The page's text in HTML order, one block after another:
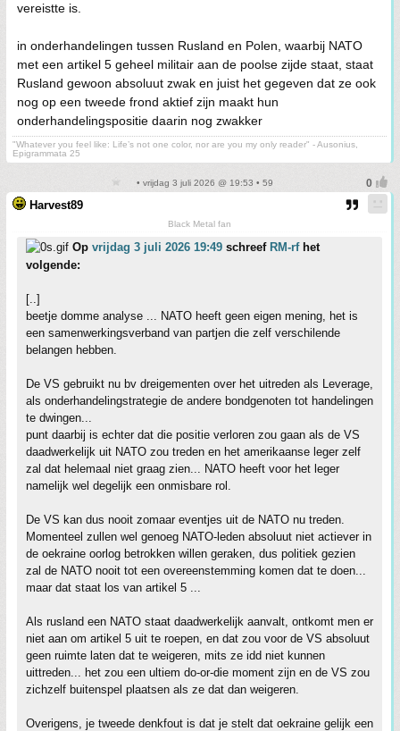
vereistte is.
in onderhandelingen tussen Rusland en Polen, waarbij NATO
met een artikel 5 geheel militair aan de poolse zijde staat, staat
Rusland gewoon absoluut zwak en juist het gegeven dat ze ook
nog op een tweede frond aktief zijn maakt hun
onderhandelingspositie daarin nog zwakker
"Whatever you feel like: Life’s not one color, nor are you my only reader" - Ausonius,
Epigrammata 25
• vrijdag 3 juli 2026 @ 19:53 • 59
Harvest89
Black Metal fan
Op vrijdag 3 juli 2026 19:49 schreef RM-rfhet
volgende:
[..]
beetje domme analyse ... NATO heeft geen eigen mening, het is
een samenwerkingsverband van partjen die zelf verschilende
belangen hebben.
De VS gebruikt nu bv dreigementen over het uitreden als Leverage,
als onderhandelingstrategie de andere bondgenoten tot handelingen
te dwingen...
punt daarbij is echter dat die positie verloren zou gaan als de VS
daadwerkelijk uit NATO zou treden en het amerikaanse leger zelf
zal dat helemaal niet graag zien... NATO heeft voor het leger
namelijk wel degelijk een onmisbare rol.
De VS kan dus nooit zomaar eventjes uit de NATO nu treden.
Momenteel zullen wel genoeg NATO-leden absoluut niet actiever in
de oekraine oorlog betrokken willen geraken, dus politiek gezien
zal de NATO nooit tot een overeenstemming komen dat te doen...
maar dat staat los van artikel 5 ...
Als rusland een NATO staat daadwerkelijk aanvalt, ontkomt men er
niet aan om artikel 5 uit te roepen, en dat zou voor de VS absoluut
geen ruimte laten dat te weigeren, mits ze idd niet kunnen
uittreden... het zou een ultiem do-or-die moment zijn en de VS zou
zichzelf buitenspel plaatsen als ze dat dan weigeren.
Overigens, je tweede denkfout is dat je stelt dat oekraine gelijk een